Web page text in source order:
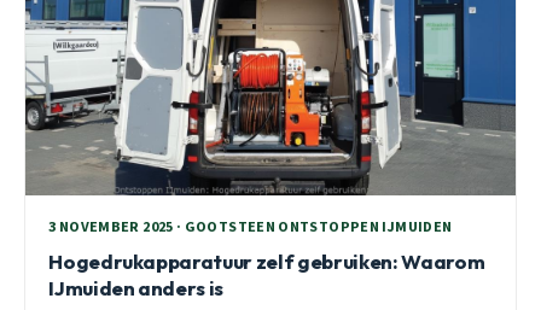
3 NOVEMBER 2025 · GOOTSTEEN ONTSTOPPEN IJMUIDEN
Hogedrukapparatuur zelf gebruiken: Waarom
IJmuiden anders is